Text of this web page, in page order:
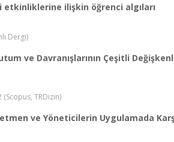
ilişkin öğrenci algıları
Dergi)
ve Davranışlarının Çeşitli
TRDizin)
ve Yöneticilerin Uygulamada